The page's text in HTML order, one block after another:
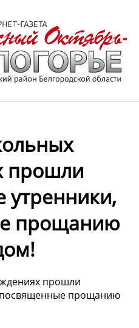
прошли
утренники,
прощанию
прошли
прощанию